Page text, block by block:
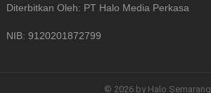
Diterbitkan Oleh: PT Halo Media Perkasa
NIB: 9120201872799
© 2026 by Halo Semarang